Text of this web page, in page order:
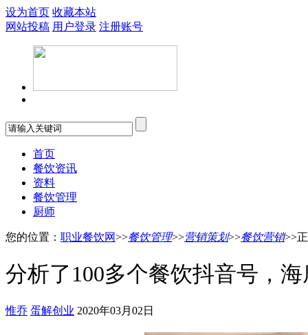
设为首页 收藏本站
网站投稿 用户登录 注册账号
首页
餐饮资讯
资料
餐饮管理
厨师
您的位置： 职业餐饮网>>餐饮管理>>营销策划>>餐饮营销>>
分析了100多个餐饮抖音号，
惟乔 蛋解创业 2020年03月02日